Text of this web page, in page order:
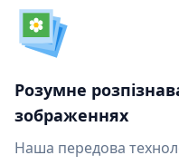
Розумне
зображеннях
Наша передова